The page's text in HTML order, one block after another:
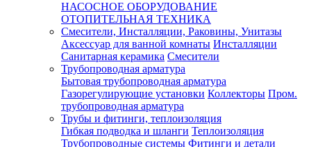
НАСОСНОЕ ОБОРУДОВАНИЕ
ОТОПИТЕЛЬНАЯ ТЕХНИКА
Смесители, Инсталляции, Раковины, Унитазы
Аксессуар для ванной комнаты Инсталляции
Санитарная керамика Смесители
Трубопроводная арматура
Бытовая трубопроводная арматура
Газорегулирующие установки Коллекторы Пром.
трубопроводная арматура
Трубы и фитинги, теплоизоляция
Гибкая подводка и шланги Теплоизоляция
Трубопроводные системы Фитинги и детали